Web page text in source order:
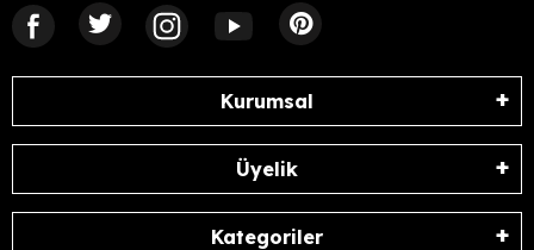
Kurumsal
Üyelik
Kategoriler